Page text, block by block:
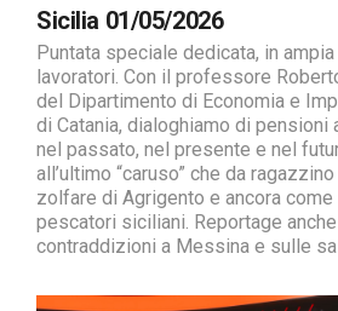
Sicilia 01/05/2026
Puntata speciale dedicata, in
lavoratori. Con il professore
del Dipartimento di Economia e
di Catania, dialoghiamo di
nel passato, nel presente e nel
all’ultimo “caruso” che da
zolfare di Agrigento e ancora
pescatori siciliani. Reportage
contraddizioni a Messina e sulle